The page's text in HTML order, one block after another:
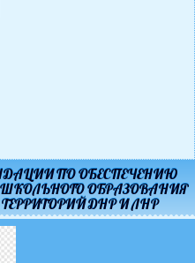
ПО ОБЕСПЕЧЕНИЮ
ОБРАЗОВАНИЯ
ДНР И ЛНР